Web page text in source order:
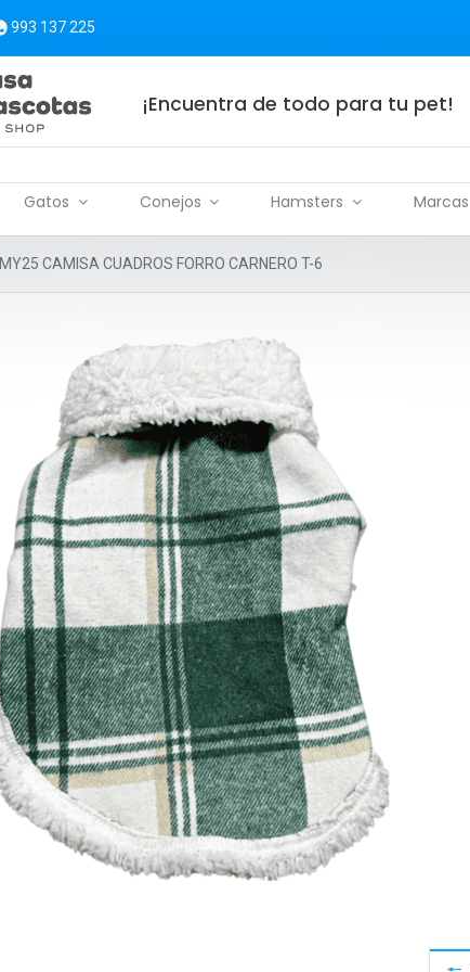
993 137 225
¡Encuentra de todo para tu pet!
Gatos Conejos Hamsters Marcas
MY25 CAMISA CUADROS FORRO CARNERO T-6